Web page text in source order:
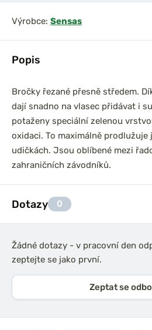
Popis
Bročky řezané přesně středem.
dají snadno na vlasec přidávat i
potaženy speciální zelenou
oxidaci. To maximálně
udičkách. Jsou oblíbené mezi
zahraničních závodníků.
Dotazy 0
Žádné dotazy - v pracovní den
zeptejte se jako první.
Zeptat se
Výrobce: Sensas